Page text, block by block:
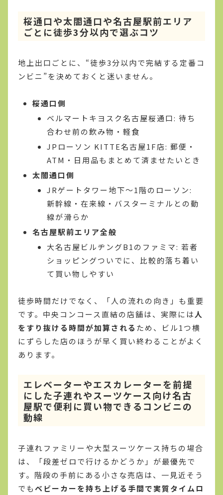
桜通口や太閤通口や名古屋駅前エリア
ごとに徒歩3分以内で選ぶコツ
地上出口ごとに、“徒歩3分以内で完結する定番コ
ンビニ”を決めておくと迷いません。
桜通口側
ベルマートキヨスク名古屋桜通口: 待ち
合わせ前の飲み物・軽食
JPローソン KITTE名古屋1F店: 郵便・
ATM・日用品もまとめて済ませたいとき
太閤通口側
JRゲートタワー地下〜1階のローソン:
新幹線・在来線・バスターミナルとの動
線が滑らか
名古屋駅前エリア全般
大名古屋ビルヂングB1のファミマ: 若者
ショッピングついでに、比較的落ち着い
て買い物しやすい
徒歩時間だけでなく、「人の流れの向き」も重要
です。中央コンコース直結の店舗は、実際には人
をすり抜ける時間が加算される ため、ビル1つ横
にずらした店のほうが早く買い終わることがよく
あります。
エレベーターやエスカレーターを前提
にした子連れやスーツケース向け名古
屋駅で便利に買い物できるコンビニの
動線
子連れファミリーや大型スーツケース持ちの場合
は、「段差ゼロで行けるかどうか」が最優先で
す。階段の手前にある小さな売店は、一見近そう
でもベビーカーを持ち上げる手間で実質タイムロ